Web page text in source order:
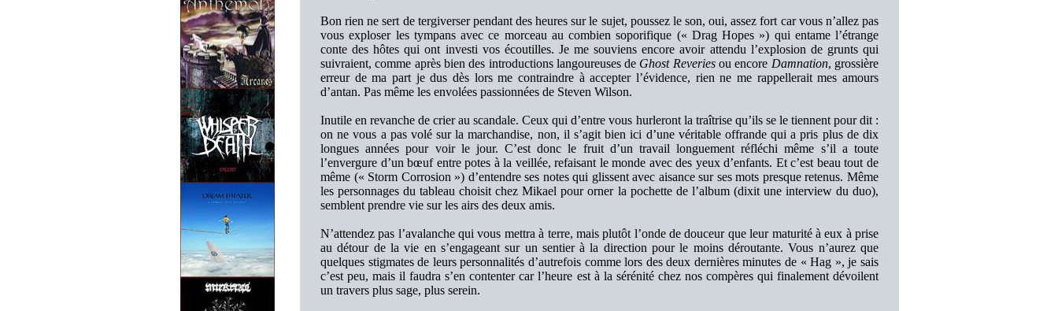
Bon rien ne sert de tergiverser pendant des heures sur le sujet, poussez le son, oui, assez fort car vous n’allez pas
vous exploser les tympans avec ce morceau au combien soporifique (« Drag Hopes ») qui entame l’étrange
conte des hôtes qui ont investi vos écoutilles. Je me souviens encore avoir attendu l’explosion de grunts qui
suivraient, comme après bien des introductions langoureuses de Ghost Reveriesou encore Damnation, grossière
erreur de ma part je dus dès lors me contraindre à accepter l’évidence, rien ne me rappellerait mes amours
d’antan. Pas même les envolées passionnées de Steven Wilson.
Inutile en revanche de crier au scandale. Ceux qui d’entre vous hurleront la traîtrise qu’ils se le tiennent pour dit :
on ne vous a pas volé sur la marchandise, non, il s’agit bien ici d’une véritable offrande qui a pris plus de dix
longues années pour voir le jour. C’est donc le fruit d’un travail longuement réfléchi même s’il a toute
l’envergure d’un bœuf entre potes à la veillée, refaisant le monde avec des yeux d’enfants. Et c’est beau tout de
même (« Storm Corrosion ») d’entendre ses notes qui glissent avec aisance sur ses mots presque retenus. Même
les personnages du tableau choisit chez Mikael pour orner la pochette de l’album (dixit une interview du duo),
semblent prendre vie sur les airs des deux amis.
N’attendez pas l’avalanche qui vous mettra à terre, mais plutôt l’onde de douceur que leur maturité à eux à prise
au détour de la vie en s’engageant sur un sentier à la direction pour le moins déroutante. Vous n’aurez que
quelques stigmates de leurs personnalités d’autrefois comme lors des deux dernières minutes de « Hag », je sais
c’est peu, mais il faudra s’en contenter car l’heure est à la sérénité chez nos compères qui finalement dévoilent
un travers plus sage, plus serein.